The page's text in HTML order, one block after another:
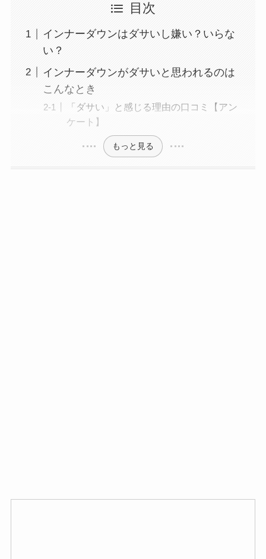
目次
インナーダウンはダサいし嫌い？いらな
い？
インナーダウンがダサいと思われるのは
こんなとき
「ダサい」と感じる理由の口コミ【アン
ケート】
もっと見る